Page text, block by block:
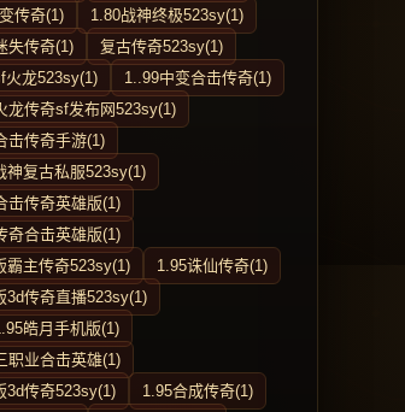
传奇(1)
1.80战神终极523sy(1)
失传奇(1)
复古传奇523sy(1)
火龙523sy(1)
1..99中变合击传奇(1)
龙传奇sf发布网523sy(1)
击传奇手游(1)
神复古私服523sy(1)
击传奇英雄版(1)
奇合击英雄版(1)
霸主传奇523sy(1)
1.95诛仙传奇(1)
3d传奇直播523sy(1)
皓月手机版(1)
职业合击英雄(1)
3d传奇523sy(1)
1.95合成传奇(1)